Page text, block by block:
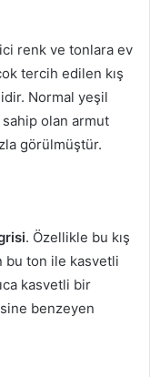
renk ve tonlara ev
tercih edilen kış
Normal yeşil
sahip olan armut
görülmüştür.
. Özellikle bu kış
bu ton ile kasvetli
kasvetli bir
benzeyen